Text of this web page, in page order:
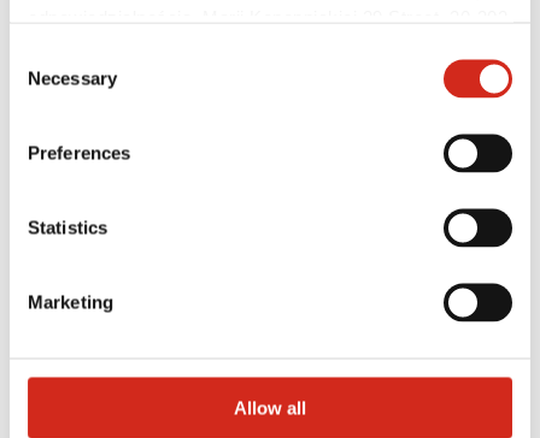
121387608.
Selection
Necessary
Preferences
Statistics
Marketing
Allow all